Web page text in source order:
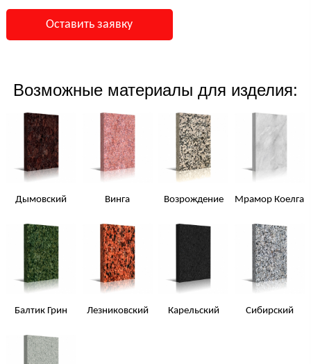
Оставить заявку
Возможные материалы для изделия:
Дымовский Винга Возрождение Мрамор Коелга
Балтик Грин Лезниковский Карельский Сибирский